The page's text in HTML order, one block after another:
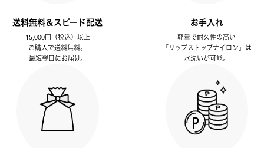
送料無料＆スピード配送
15,000円（税込）以上
ご購入で送料無料。
最短翌日にお届け。
お手入れ
軽量で耐久性の高い
「リップストップナイロン」は
水洗いが可能。